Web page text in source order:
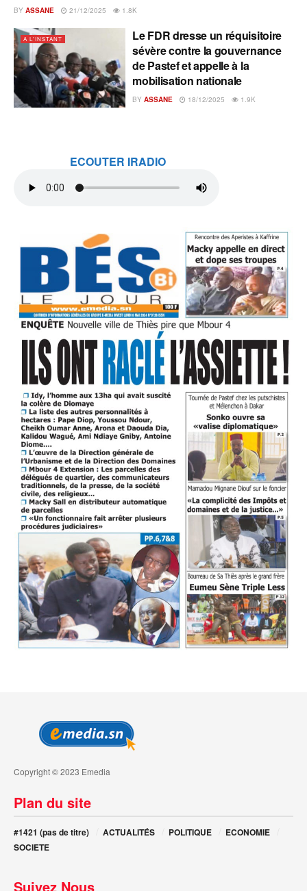
BY ASSANE 21/12/2025 1.8K
A L'INSTANT
Le FDR dresse un réquisitoire
sévère contre la gouvernance
de Pastef et appelle à la
mobilisation nationale
BY ASSANE 18/12/2025 1.9K
ECOUTER IRADIO
Copyright © 2023 Emedia
Plan du site
#1421 (pas de titre) ACTUALITÉS POLITIQUE
ECONOMIE
SOCIETE
Suivez Nous